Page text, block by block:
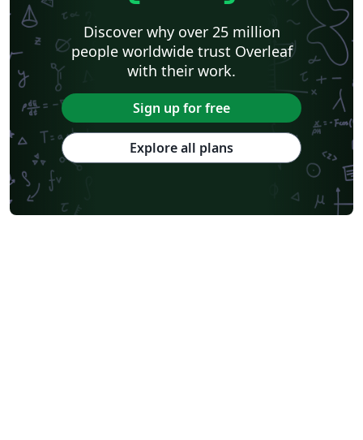
Discover why over 25 million
people worldwide trust Overleaf
with their work.
Sign up for free
Explore all plans